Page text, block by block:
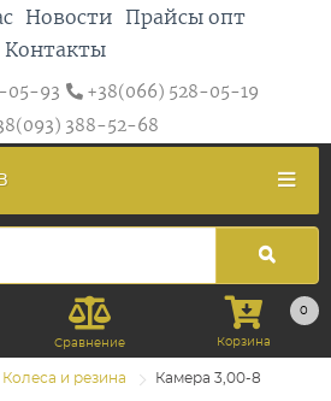
Новости
Прайсы опт
Контакты
05-93
+38(066) 528-05-19
388-52-68
Сравнение
0
Корзина
Колеса и резина
Камера 3,00-8